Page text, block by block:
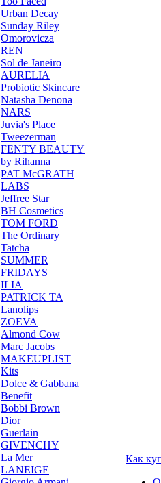
Urban Decay
Sunday Riley
Omorovicza
REN
Sol de Janeiro
AURELIA
Probiotic Skincare
Natasha Denona
NARS
Juvia's Place
Tweezerman
FENTY BEAUTY
by Rihanna
PAT McGRATH
LABS
Jeffree Star
BH Cosmetics
TOM FORD
The Ordinary
Tatcha
SUMMER
FRIDAYS
ILIA
PATRICK TA
Lanolips
ZOEVA
Almond Cow
Marc Jacobs
MAKEUPLIST
Kits
Dolce & Gabbana
Benefit
Bobbi Brown
Dior
Guerlain
GIVENCHY
La Mer
LANEIGE
Как